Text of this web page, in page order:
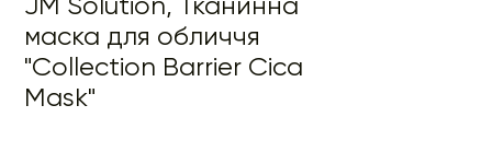
маска для обличчя
"Collection Barrier Cica
Mask"